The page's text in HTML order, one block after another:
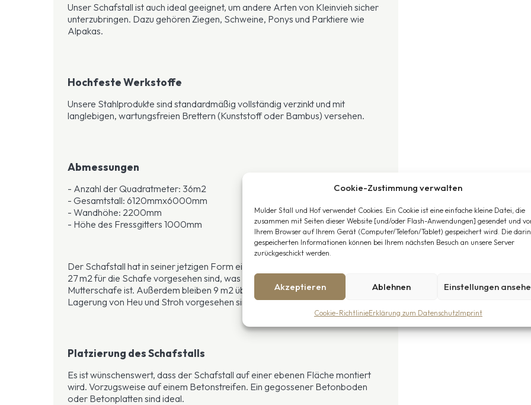
Cookie-Zustimmung verwalten
Mulder Stall und Hof verwendet Cookies. Ein Cookie ist eine einfache kleine Datei, die
zusammen mit Seiten dieser Website [und/oder Flash-Anwendungen] gesendet und
Ihrem Browser auf Ihrem Gerät (Computer/Telefon/Tablet) gespeichert wird. Die darin
gespeicherten Informationen können bei Ihrem nächsten Besuch an unsere Server
zurückgeschickt werden.
Akzeptieren Ablehnen Einstellungen
Cookie-RichtlinieErklärung zum DatenschutzImprint
Unser Schafstall ist auch ideal geeignet, um andere Arten von Kleinvieh sicher
unterzubringen. Dazu gehören Ziegen, Schweine, Ponys und Parktiere wie
Alpakas.
Hochfeste Werkstoffe
Unsere Stahlprodukte sind standardmäßig vollständig verzinkt und mit
langlebigen, wartungsfreien Brettern (Kunststoff oder Bambus) versehen.
Abmessungen
- Anzahl der Quadratmeter: 36m2
- Gesamtstall: 6120mmx6000mm
- Wandhöhe: 2200mm
- Höhe des Fressgitters 1000mm
Der Schafstall hat in seiner jetzigen Form eine Größe von 36 m2, von denen
27 m2 für die Schafe vorgesehen sind, was mehr als genug für 19 erwachsene
Mutterschafe ist. Außerdem bleiben 9 m2 übrig, die unter anderem für die
Lagerung von Heu und Stroh vorgesehen sind.
Platzierung des Schafstalls
Es ist wünschenswert, dass der Schafstall auf einer ebenen Fläche montiert
wird. Vorzugsweise auf einem Betonstreifen. Ein gegossener Betonboden
oder Betonplatten sind ideal.